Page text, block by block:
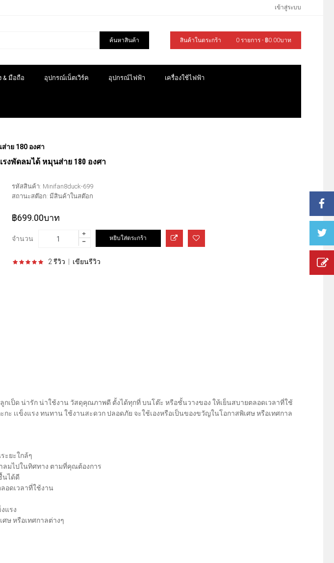
เข้าสู่ระบบ
ค้นหาสินค้า สินค้าในตระกร้า 0 รายการ - ฿0.00บาท
& มือถือ อุปกรณ์เน็ตเวิร์ค อุปกรณ์ไฟฟ้า เครื่องใช้ไฟฟ้า
าย 180 องศา
งพัดลมได้ หมุนส่าย 180 องศา
รหัสสินค้า: Minifan8duck-699
สถานะสต๊อก: มีสินค้าในสต๊อก
฿699.00บาท
จำนวน
2 รีวิว เขียนรีวิว
เป็ด น่ารัก น่าใช้งาน วัสดุคุณภาพดี ตั้งได้ทุกที่ บนโต๊ะ หรือชั้นวางของ ให้เย็นสบายตลอดเวลาที่ใช้
ะ เเข็งแรง ทนทาน ใช้งานสะดวก ปลอดภัย จะใช้เองหรือเป็นของขวัญในโอกาสพิเศษ หรือเทศกาล
ะยะใกล้ๆ
ลมไปในทิศทาง ตามที่คุณต้องการ
นได้ดี
อดเวลาที่ใช้งาน
แรง
ษ หรือเทศกาลต่างๆ